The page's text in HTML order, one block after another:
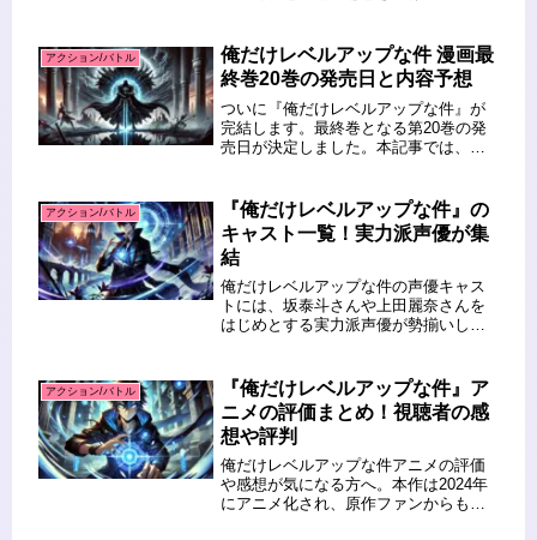
押し！ 今回はその中から、熱くて面白
い「アクション・バトル系アニ...
アクション/バトル
俺だけレベルアップな件 漫画最
終巻20巻の発売日と内容予想
ついに『俺だけレベルアップな件』が
完結します。最終巻となる第20巻の発
売日が決定しました。本記事では、そ
レベルアップな件』20巻の発売日 最終
巻に収録されるストーリーの...
アクション/バトル
『俺だけレベルアップな件』の
キャスト一覧！実力派声優が集
結
俺だけレベルアップな件の声優キャス
トには、坂泰斗さんや上田麗奈さんを
はじめとする実力派声優が勢揃いして
で、異次元と現世界をつなぐ“ゲート”や
特殊能力を持つ“ハンター”たちが...
アクション/バトル
『俺だけレベルアップな件』ア
ニメの評価まとめ！視聴者の感
想や評判
俺だけレベルアップな件アニメの評価
や感想が気になる方へ。本作は2024年
にアニメ化され、原作ファンからも大